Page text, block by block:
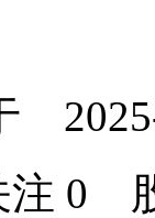
2025-
0